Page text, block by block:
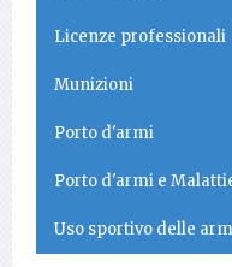
Licenze professionali
Munizioni
Porto d'armi
Porto d'armi e
Uso sportivo delle